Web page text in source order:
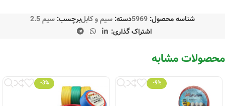
شناسه محصول: 5969دسته: سیم و کابلبرچسب: سیم 2.5
اشتراک گذاری:
محصولات مشابه
-9%
-3%